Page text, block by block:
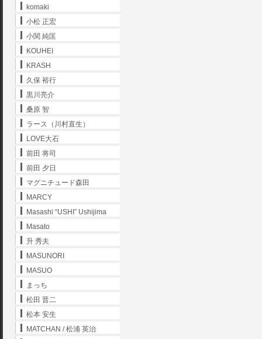
komaki
小松 正宏
小関 純匡
KOUHEI
KRASH
久保 裕行
黒川亮介
桑原 智
ラース（川村直生）
LOVE大石
前田 将司
前田 夕日
マグニチュード森田
MARCY
Masashi “USHI” Ushijima
Masato
升 秀夫
MASUNORI
MASUO
まっち
松田 晋二
松本 安生
MATCHAN / 松浦 英治